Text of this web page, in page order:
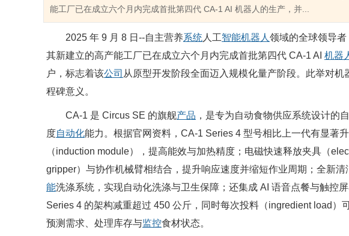
能工厂已在成立六个月内完成首批第四代 CA-1 AI 机器人的生产，并...
2025 年 9 月 8 日--自主营养系统 人工智能机器人 领域的全球领导
其新建立的高产能工厂已在成立六个月内完成首批第四代 CA-1 AI 机器
户，标志着该公司 从原型开发阶段全面迈入规模化量产阶段。此举对机
程碑意义。
CA-1 是 Circus SE 的旗舰产品 ，是专为自动食物供应系统设计的
度自动化能力。根据官网资料，CA-1 Series 4 型号相比上一代有显著
（induction module），提高能效与加热精度；电磁快速释放夹具（
gripper）与协作机械臂相结合，提升响应速度并缩短作业周期；全新
能洗涤系统，实现自动化洗涤与卫生保障；还集成 AI 语音点餐与触控
Series 4 的架构减重超过 450 公斤，同时每次投料（ingredient load）
预测需求、处理库存与监控食材状态。